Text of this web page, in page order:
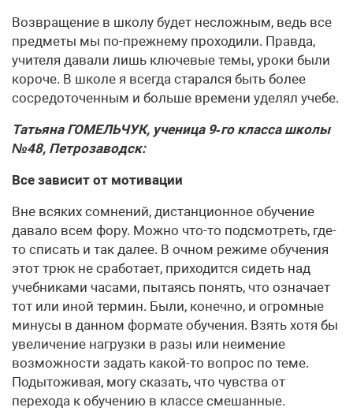
Возвращение в школу будет несложным, ведь все
предметы мы по-прежнему проходили. Правда,
учителя давали лишь ключевые темы, уроки были
короче. В школе я всегда старался быть более
сосредоточенным и больше времени уделял учебе.
Татьяна ГОМЕЛЬЧУК, ученица 9‑го класса школы
№48, Петрозаводск:
Все зависит от мотивации
Вне всяких сомнений, дистанционное обучение
давало всем фору. Можно что-то подсмотреть, где-
то списать и так далее. В очном режиме обучения
этот трюк не сработает, приходится сидеть над
учебниками часами, пытаясь понять, что означает
тот или иной термин. Были, конечно, и огромные
минусы в данном формате обучения. Взять хотя бы
увеличение нагрузки в разы или неимение
возможности задать какой-то вопрос по теме.
Подытоживая, могу сказать, что чувства от
перехода к обучению в классе смешанные.